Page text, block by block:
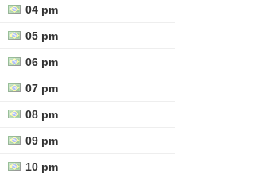
04 pm
05 pm
06 pm
07 pm
08 pm
09 pm
10 pm